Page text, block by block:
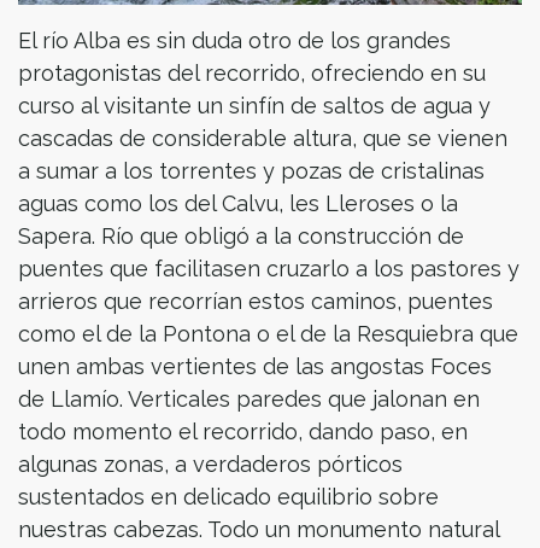
El río Alba es sin duda otro de los grandes
protagonistas del recorrido, ofreciendo en su
curso al visitante un sinfín de saltos de agua y
cascadas de considerable altura, que se vienen
a sumar a los torrentes y pozas de cristalinas
aguas como los del Calvu, les Lleroses o la
Sapera. Río que obligó a la construcción de
puentes que facilitasen cruzarlo a los pastores y
arrieros que recorrían estos caminos, puentes
como el de la Pontona o el de la Resquiebra que
unen ambas vertientes de las angostas Foces
de Llamío. Verticales paredes que jalonan en
todo momento el recorrido, dando paso, en
algunas zonas, a verdaderos pórticos
sustentados en delicado equilibrio sobre
nuestras cabezas. Todo un monumento natural